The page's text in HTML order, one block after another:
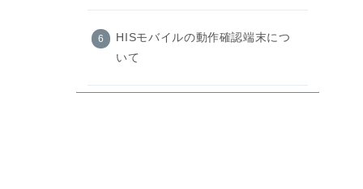
HISモバイルの動作確認端末につ
いて